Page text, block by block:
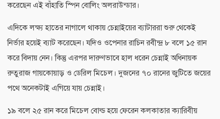
করেছেন এই বাঁহাতি স্পিন বোলিং অলরাউন্ডার।
এদিকে লক্ষ্য হাতের নাগালে থাকায় চেন্নাইয়ের ব্যাটাররা শুরু থেকেই
নির্ভার হয়েই ব্যাট করেছেন। যদিও ওপেনার রাচিন রবীন্দ্র ৮ বলে ১৫ রান
করে বিদায় নেন। কিন্তু এরপর দারুণভাবে হাল ধরেন চেন্নাই অধিনায়ক
রুতুরাজ গায়কোয়াড় ও ডেরিল মিচেল। দুজনের ৭০ রানের জুটিতে জয়ের
পথে অনেকটাই এগিয়ে যায় চেন্নাই।
১৯ বলে ২৫ রান করে মিচেল বোল্ড হয়ে ফেরেন কলকাতার ক্যারিবীয়